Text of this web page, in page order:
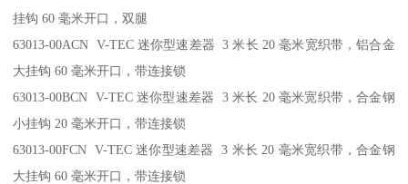
挂钩 60 毫米开口，双腿
63013-00ACN V-TEC 迷你型速差器 3 米长 20 毫米宽织带，铝合金
大挂钩 60 毫米开口，带连接锁
63013-00BCN V-TEC 迷你型速差器 3 米长 20 毫米宽织带，合金钢
小挂钩 20 毫米开口，带连接锁
63013-00FCN V-TEC 迷你型速差器 3 米长 20 毫米宽织带，合金钢
大挂钩 60 毫米开口，带连接锁